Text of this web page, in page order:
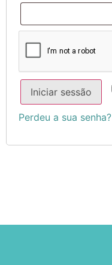
Iniciar sessão
Perdeu a sua senha?